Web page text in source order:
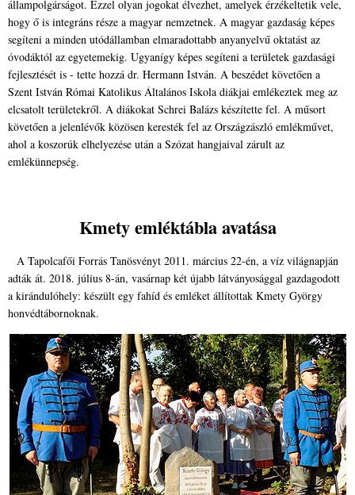
állampolgárságot. Ezzel olyan jogokat élvezhet, amelyek érzékeltetik vele,
hogy ő is integráns része a magyar nemzetnek. A magyar gazdaság képes
segíteni a minden utódállamban elmaradottabb anyanyelvű oktatást az
óvodáktól az egyetemekig. Ugyanígy képes segíteni a területek gazdasági
fejlesztését is - tette hozzá dr. Hermann István. A beszédet követően a
Szent István Római Katolikus Általános Iskola diákjai emlékeztek meg az
elcsatolt területekről. A diákokat Schrei Balázs készítette fel. A műsort
követően a jelenlévők közösen keresték fel az Országzászló emlékművet,
ahol a koszorúk elhelyezése után a Szózat hangjaival zárult az
emlékünnepség.
Kmety emléktábla avatása
A Tapolcafői Forrás Tanösvényt 2011. március 22-én, a víz világnapján
adták át. 2018. július 8-án, vasárnap két újabb látványosággal gazdagodott
a kirándulóhely: készült egy fahíd és emléket állítottak Kmety György
honvédtábornoknak.